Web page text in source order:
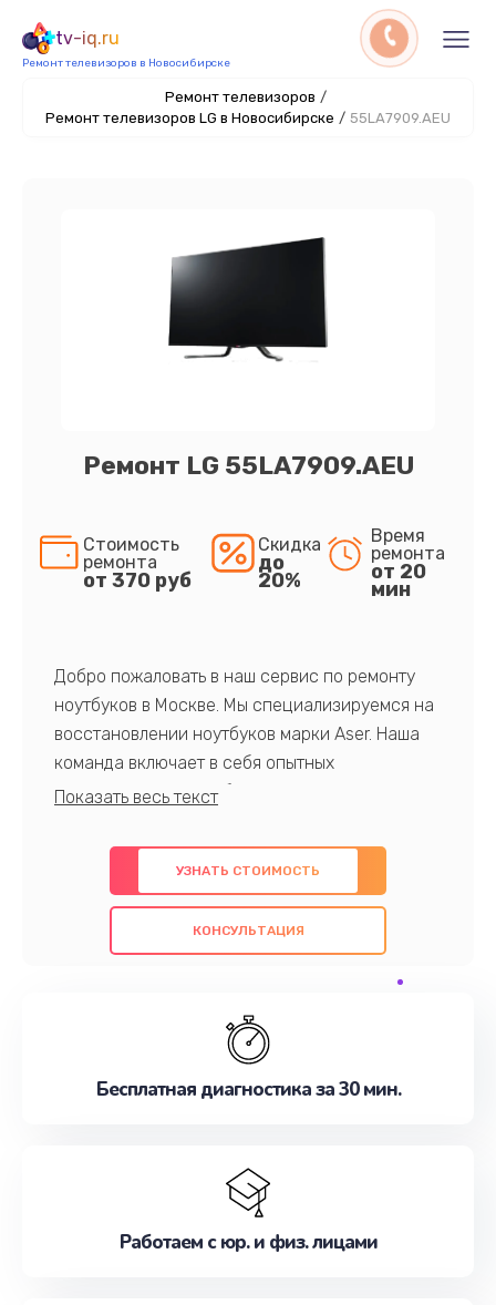
tv-iq.ru
Ремонт телевизоров в Новосибирске
Ремонт телевизоров /
Ремонт телевизоров LG в Новосибирске / 55LA7909.AEU
Ремонт LG 55LA7909.AEU
Стоимость
ремонта
от 370 руб
Скидка
до
20%
Время
ремонта
от 20
мин
Добро пожаловать в наш сервис по ремонту
ноутбуков в Москве. Мы специализируемся на
восстановлении ноутбуков марки Aser. Наша
команда включает в себя опытных
профессионалов с обширными знаниями и
предлагаем быстрый и качественный ремонт с
использованием оригинальных компонентов, а
также гарантируем качество всех
проведенных работ. Наша цель - предоставить
наилучшим образом. Не медлите записаться на
УЗНАТЬ СТОИМОСТЬ
КОНСУЛЬТАЦИЯ
Бесплатная диагностика за 30 мин.
Работаем с юр. и физ. лицами